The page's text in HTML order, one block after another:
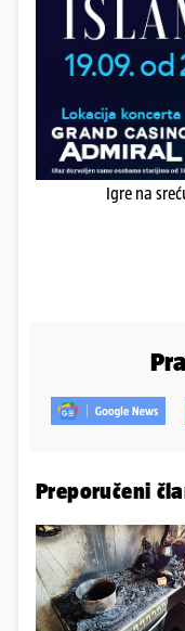
Igre na
Preporučeni